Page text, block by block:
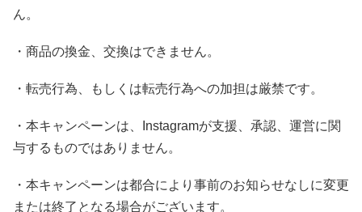
ん。
・商品の換金、交換はできません。
・転売行為、もしくは転売行為への加担は厳禁です。
・本キャンペーンは、Instagramが支援、承認、運営に関
与するものではありません。
・本キャンペーンは都合により事前のお知らせなしに変更
または終了となる場合がございます。